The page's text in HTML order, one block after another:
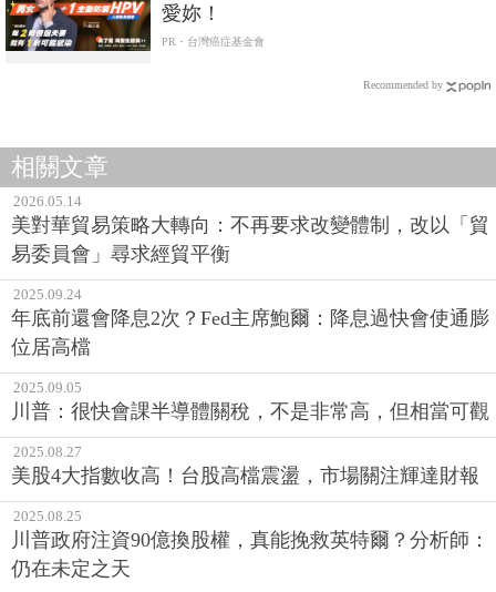
愛妳！
PR・台灣癌症基金會
Recommended by
相關文章
2026.05.14
美對華貿易策略大轉向：不再要求改變體制，改以「貿
易委員會」尋求經貿平衡
2025.09.24
年底前還會降息2次？Fed主席鮑爾：降息過快會使通膨
位居高檔
2025.09.05
川普：很快會課半導體關稅，不是非常高，但相當可觀
2025.08.27
美股4大指數收高！台股高檔震盪，市場關注輝達財報
2025.08.25
川普政府注資90億換股權，真能挽救英特爾？分析師：
仍在未定之天